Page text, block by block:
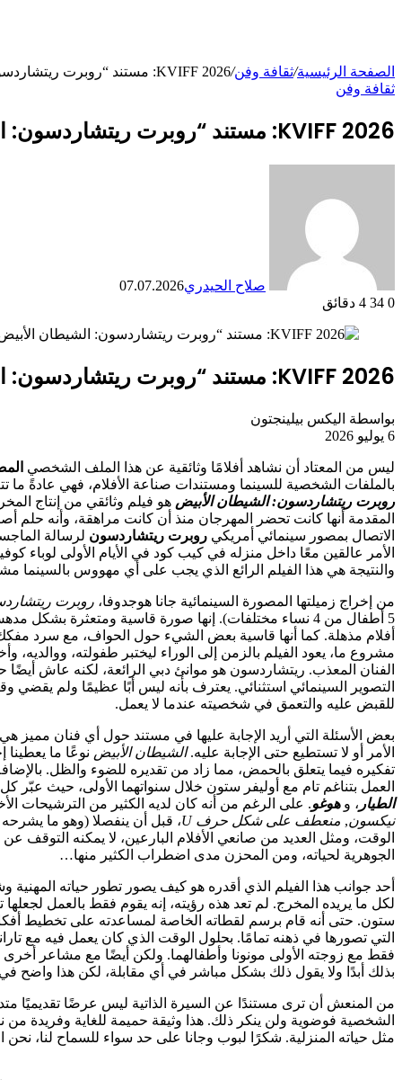
الصفحة الرئيسية/ثقافة وفن/KVIFF 2026: مستند “روبرت ريتشاردسون: الشيطان الأبيض” حول DP
ثقافة وفن
KVIFF 2026: مستند “روبرت ريتشاردسون: الشيطان الأبيض” حول DP
صلاح الحيدري07.07.2026
0
4 دقائق
KVIFF 2026: مستند “روبرت ريتشاردسون: الشيطان الأبيض” حول DP
بواسطة اليكس بيلينجتون
6 يوليو 2026
ليس من المعتاد أن نشاهد أفلامًا وثائقية عن هذا الملف الشخصي
بالملفات الشخصية للسينما ومستندات صناعة الأفلام، فهي عادةً ما
روبرت ريتشاردسون: الشيطان الأبيض هو فيلم وثائقي من إنتاج
الاتصال بمصور سينمائي أمريكي روبرت ريتشاردسون لرسالة
والنتيجة هي هذا الفيلم الرائع الذي يجب على أي مهووس بالسينما
من إخراج زميلتها المصورة السينمائية جانا هوجدوفا، روبرت
5 أطفال من 4 نساء مختلفات). إنها صورة قاسية ومتعثرة
أفلام مذهلة. كما أنها قاسية بعض الشيء حول الحواف، مع سرد
مشروع ما، يعود الفيلم بالزمن إلى الوراء ليختبر طفولته،
الفنان المعذب. ريتشاردسون هو موانئ دبي الرائعة، لكنه عاش
التصوير السينمائي استثنائي. يعترف بأنه ليس أبًا عظيمًا ولم يقضي
للقبض عليه والتعمق في شخصيته عندما لا يعمل.
بعض الأسئلة التي أريد الإجابة عليها في مستند حول أي فنان مميز
الأمر أو لا تستطيع حتى الإجابة عليه.الشيطان الأبيض نوعًا ما
تفكيره فيما يتعلق بالحمض، مما زاد من تقديره للضوء والظل.
العمل بتناغم تام مع أوليفر ستون خلال سنواتهما الأولى، حيث
الطيار ، وهوغو. على الرغم من أنه كان لديه الكثير من الترشيحات
نيكسون, منعطف على شكل حرف U ، قبل أن ينفصلا (وهو ما
الوقت، ومثل العديد من صانعي الأفلام البارعين، لا يمكنه التوقف
الجوهرية لحياته، ومن المحزن مدى اضطراب الكثير منها…
أحد جوانب هذا الفيلم الذي أقدره هو كيف يصور تطور حياته
لكل ما يريده المخرج. لم تعد هذه رؤيته، إنه يقوم فقط بالعمل
ستون. حتى أنه قام برسم لقطاته الخاصة لمساعدته على تخطيط
التي تصورها في ذهنه تمامًا. بحلول الوقت الذي كان يعمل فيه مع
فقط مع زوجته الأولى مونونا وأطفالهما. ولكن أيضًا مع مشاعر أخرى
بذلك أبدًا ولا يقول ذلك بشكل مباشر في أي مقابلة، لكن هذا واضح
من المنعش أن ترى مستندًا عن السيرة الذاتية ليس عرضًا تقديميًا
الشخصية فوضوية ولن ينكر ذلك. هذا وثيقة حميمة للغاية وفريدة
مثل حياته المنزلية. شكرًا لبوب وجانا على حد سواء للسماح لنا،